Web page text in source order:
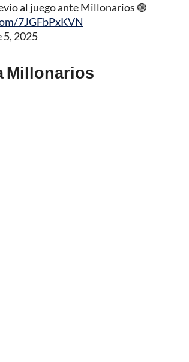
al juego ante Millonarios 🟢
7JGFbPxKVN
5, 2025
Millonarios